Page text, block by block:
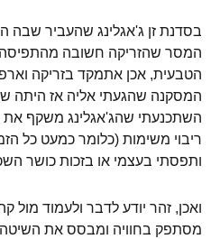
בסדנת זן ג'אגלינג שהעביר
המסר שהזריקה חשובה מהתפיסה
הטבעית, אכן אתמקד בזריקה
המסקנה שהגעתי אליה אז היתה
השתכנעתי שהג'אגלינג משקף
ריבוי משימות (כלומר כמעט כל
ותפסתי בעצמי או בזכות כושר
ואכן, זהר יודע לדבר ולעמוד מול
מסתפק בחוויה ומבסס את השיטה